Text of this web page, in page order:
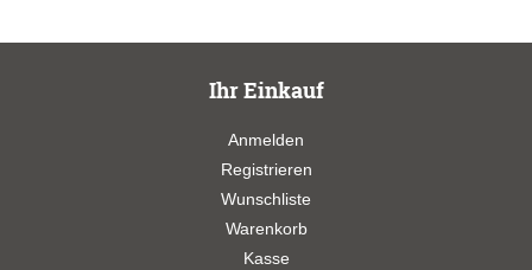
Ihr Einkauf
Anmelden
Registrieren
Wunschliste
Warenkorb
Kasse